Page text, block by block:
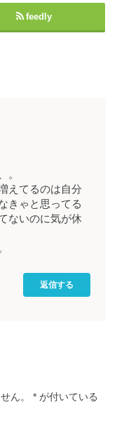
feedly
。
えてるのは自分
きゃと思ってる
ないのに気が休
返信する
ん。 * が付いている